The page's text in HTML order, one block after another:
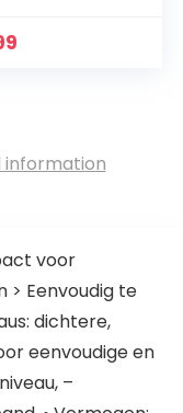
information
voor
> Eenvoudig te
dichtere,
eenvoudige en
–